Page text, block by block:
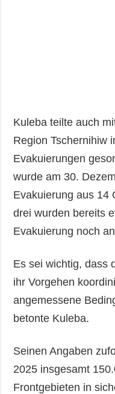
Kuleba teilte auch
Region Tschernihiw
Evakuierungen
wurde am 30.
Evakuierung aus 14
drei wurden bereits
Evakuierung noch
Es sei wichtig, dass
ihr Vorgehen
angemessene
betonte Kuleba.
Seinen Angaben
2025 insgesamt
Frontgebieten in